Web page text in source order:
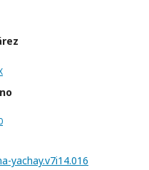
yachay.v7i14.016